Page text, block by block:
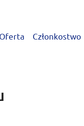
Oferta Członkostwo